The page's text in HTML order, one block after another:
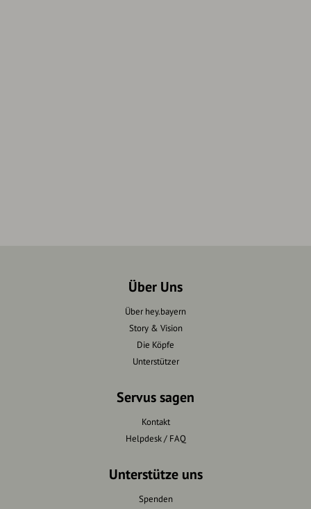
Über Uns
Über hey.bayern
Story & Vision
Die Köpfe
Unterstützer
Servus sagen
Kontakt
Helpdesk / FAQ
Unterstütze uns
Spenden